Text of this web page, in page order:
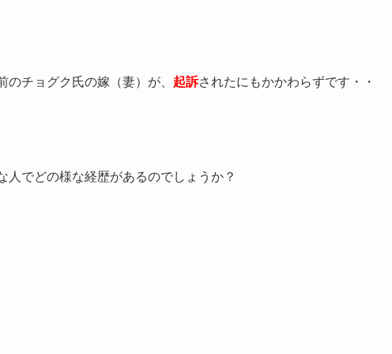
チョグク氏の嫁（妻）が、 起訴されたにもかかわらずです・・
でどの様な経歴があるのでしょうか？